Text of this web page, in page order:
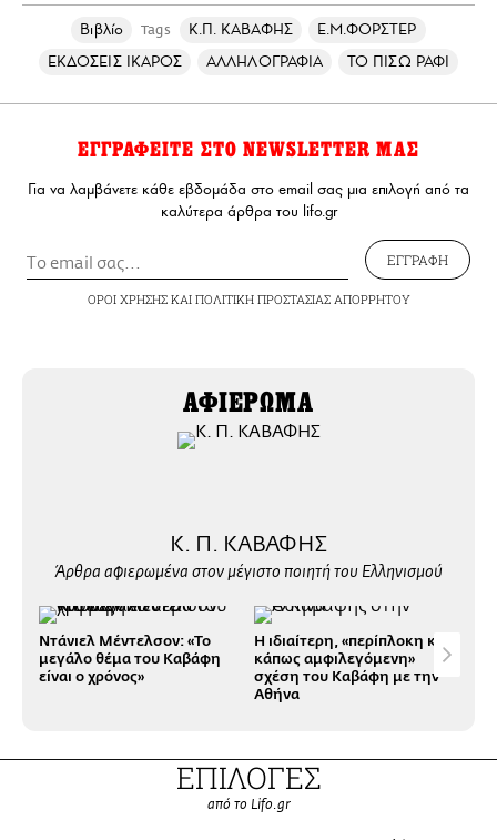
Βιβλίο Tags Κ.Π. ΚΑΒΑΦΗΣ
Ε.Μ.ΦΟΡΣΤΕΡ
ΕΚΔΟΣΕΙΣ ΙΚΑΡΟΣ
ΑΛΛΗΛΟΓΡΑΦΙΑ ΤΟ ΠΙΣΩ ΡΑΦΙ
ΕΓΓΡΑΦΕΙΤΕ ΣΤΟ NEWSLETTER ΜΑΣ
Για να λαμβάνετε κάθε εβδομάδα στο email σας μια επιλογή από τα
καλύτερα άρθρα του lifo.gr
ΕΓΓΡΑΦΗ
ΟΡΟΙ ΧΡΗΣΗΣΚΑΙ ΠΟΛΙΤΙΚΗ ΠΡΟΣΤΑΣΙΑΣ ΑΠΟΡΡΗΤΟΥ
ΑΦΙΕΡΩΜΑ
Κ. Π. ΚΑΒΑΦΗΣ
Άρθρα αφιερωμένα στον μέγιστο ποιητή του Ελληνισμού
Ντάνιελ Μέντελσον: «Το
μεγάλο θέμα του Καβάφη
είναι ο χρόνος»
Η ιδιαίτερη, «περίπλοκη και
κάπως αμφιλεγόμενη»
σχέση του Καβάφη με την
Αθήνα
ΕΠΙΛΟΓΕΣ
από το Lifo.gr